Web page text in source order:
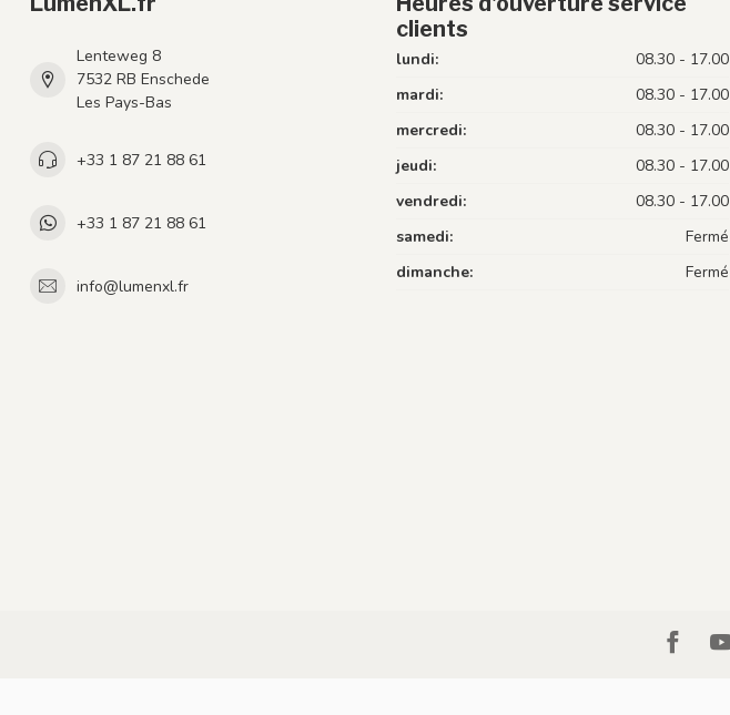
Lenteweg 8
7532 RB Enschede
Les Pays-Bas
+33 1 87 21 88 61
+33 1 87 21 88 61
info@lumenxl.fr
clients
lundi:
08.30 - 17.00
mardi:
08.30 - 17.00
mercredi:
08.30 - 17.00
jeudi:
08.30 - 17.00
vendredi:
08.30 - 17.00
samedi:
Fermé
dimanche:
Fermé